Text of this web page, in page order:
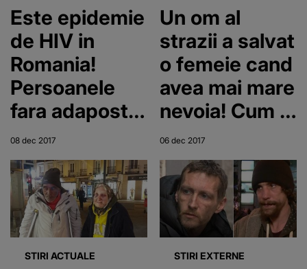
Este epidemie
de HIV in
Romania!
Persoanele
fara adapost
sunt cele mai
predispuse
infectarii cu
acest virus
08 dec 2017
Un om al
strazii a salvat
o femeie cand
avea mai mare
nevoia! Cum a
fost
recompensat
pentru
generozitatea
sa
06 dec 2017
STIRI ACTUALE STIRI EXTERNE